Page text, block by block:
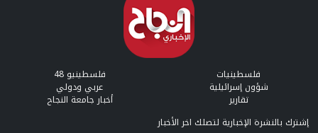
فلسطينيات فلسطينيو 48
شؤون إسرائيلية عربي ودولي
تقارير
أخبار جامعة النجاح
إشترك بالنشرة الإخبارية لتصلك اخر الأخبار